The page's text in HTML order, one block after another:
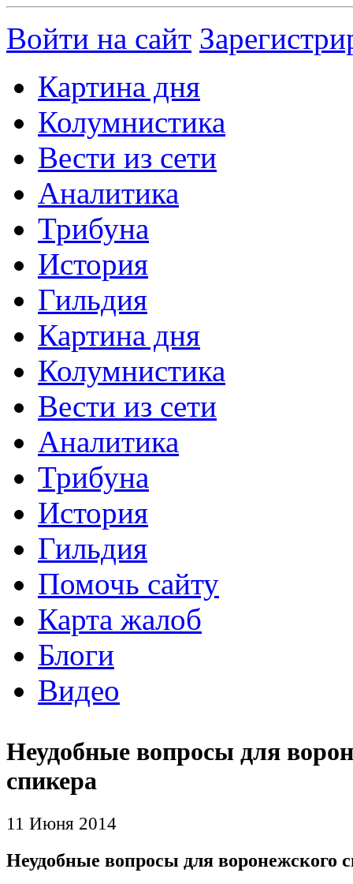
Войти на сайт
Картина дня
Колумнистика
Вести из сети
Аналитика
Трибуна
История
Гильдия
Картина дня
Колумнистика
Вести из сети
Аналитика
Трибуна
История
Гильдия
Помочь сайту
Карта жалоб
Блоги
Видео
Неудобные вопросы для
спикера
11 Июня 2014
Неудобные вопросы для воронежского